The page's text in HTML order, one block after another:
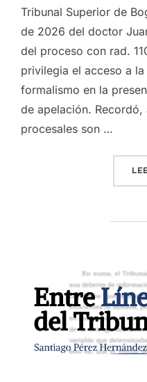
Tribunal Superior de
de 2026 del doctor
del proceso con rad.
privilegia el acceso a
formalismo en la
de apelación.
procesales son …